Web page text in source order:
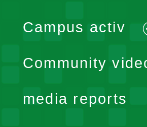
Campus activ
Community
media reports